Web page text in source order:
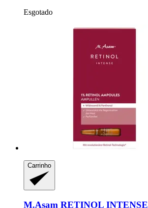
Esgotado
Carrinho
M.Asam RETINOL